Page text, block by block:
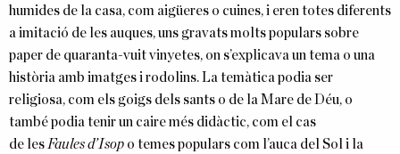
humides de la casa, com aigüeres o cuines, i eren totes diferents
a imitació de les auques, uns gravats molts populars sobre
paper de quaranta-vuit vinyetes, on s’explicava un tema o una
història amb imatges i rodolins. La temàtica podia ser
religiosa, com els goigs dels sants o de la Mare de Déu, o
també podia tenir un caire més didàctic, com el cas
de les Faules d’Isop o temes populars com l’auca del Sol i la